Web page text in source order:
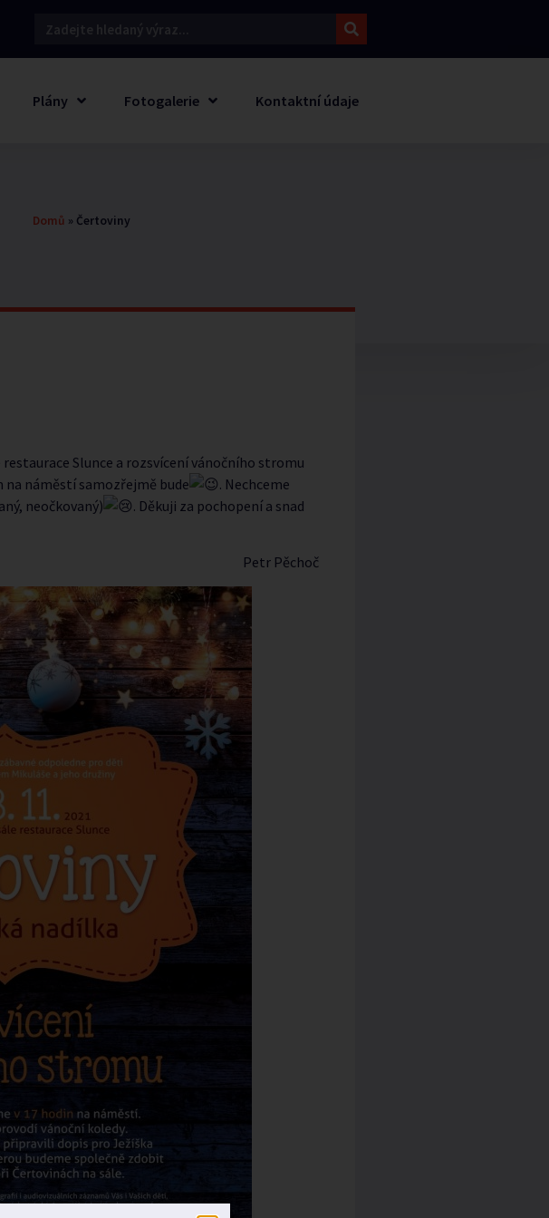
Plány Fotogalerie Kontaktní údaje
Domů » Čertoviny
Slunce a rozsvícení vánočního stromu
na náměstí samozřejmě bude
. Nechceme
neočkovaný)
. Děkuji za pochopení a snad
Petr Pěchoč